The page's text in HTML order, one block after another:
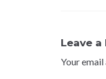
Leave a
Your